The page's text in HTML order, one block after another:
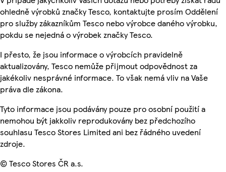
ohledně výrobků značky Tesco, kontaktujte prosím Oddělení
pro služby zákazníkům Tesco nebo výrobce daného výrobku,
pokdu se nejedná o výrobek značky Tesco.
I přesto, že jsou informace o výrobcích pravidelně
aktualizovány, Tesco nemůže přijmout odpovědnost za
jakékoliv nesprávné informace. To však nemá vliv na Vaše
práva dle zákona.
Tyto informace jsou podávány pouze pro osobní použití a
nemohou být jakkoliv reprodukovány bez předchozího
souhlasu Tesco Stores Limited ani bez řádného uvedení
zdroje.
© Tesco Stores ČR a.s.